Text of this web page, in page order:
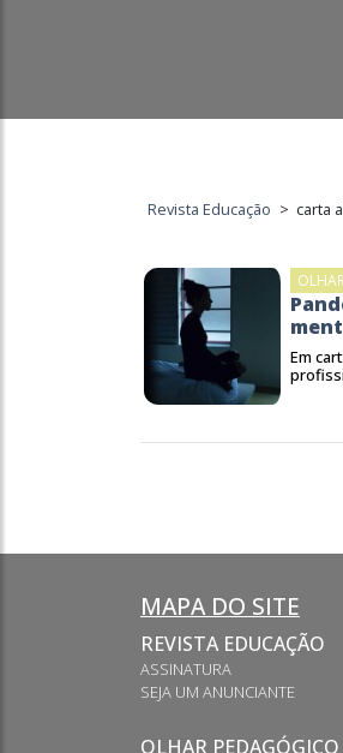
Revista Educação > carta
Em
MAPA DO SITE
REVISTA EDUCAÇÃO
ASSINATURA
SEJA UM ANUNCIANTE
OLHAR PEDAGÓGICO